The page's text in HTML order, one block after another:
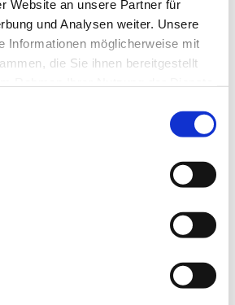
Website an unsere Partner für
und Analysen weiter. Unsere
Informationen möglicherweise mit
die Sie ihnen bereitgestellt